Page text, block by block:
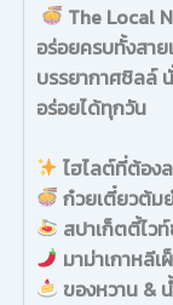
The Local
อร่อยครบทั้งสาย
บรรยากาศชิลล์
อร่อยได้ทุกวัน
ไฮไลต์ที่ต้อง
ก๋วยเตี๋ยวต้ม
สปาเก็ตตี้ไว
มาม่าเกาหลี
ของหวาน &